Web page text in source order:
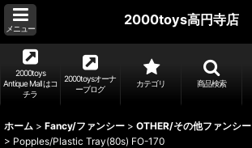
メニュー
2000toys高円寺店
2000toys
Antique Mall はコ
チラ
2000toysオーナ
ーブログ
カテゴリ 商品検索
ホーム > Fancy/ファンシー > OTHER/その他ファンシー
> Popples/Plastic Tray(80s) FO-170